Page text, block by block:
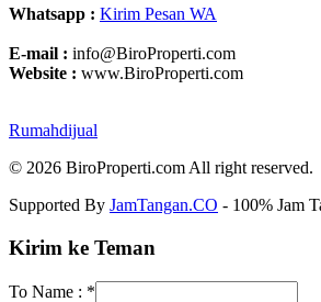
Whatsapp : Kirim Pesan WA
E-mail : info@BiroProperti.com
Website : www.BiroProperti.com
Rumahdijual
© 2026 BiroProperti.com All right reserved.
Supported By JamTangan.CO - 100% Jam
Kirim ke Teman
To Name : *